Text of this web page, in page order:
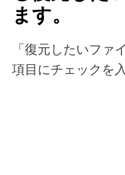
ます。
「復元したいファ
項目にチェックを